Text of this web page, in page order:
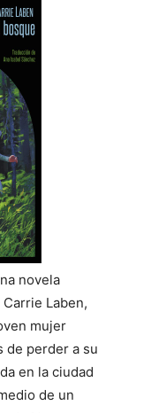
novela
Laben,
mujer
de perder a su
en la ciudad
de un